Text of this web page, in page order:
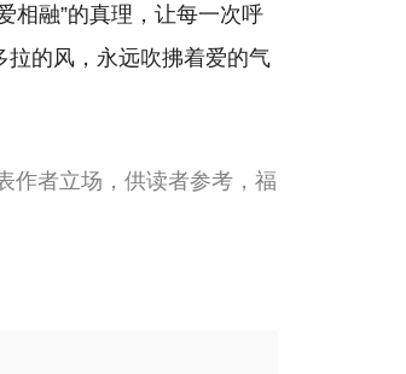
相融”的真理，让每一次呼
的风，永远吹拂着爱的气
作者立场，供读者参考，福